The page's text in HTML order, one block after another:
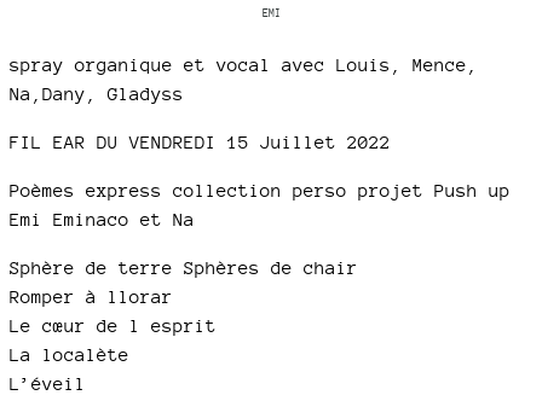
EMI
spray organique et vocal avec Louis, Mence,
Na,Dany, Gladyss
FIL EAR DU VENDREDI 15 Juillet 2022
Poèmes express collection perso projet Push up
Emi Eminaco et Na
Sphère de terre Sphères de chair
Romper à llorar
Le cœur de l esprit
La localète
L’éveil